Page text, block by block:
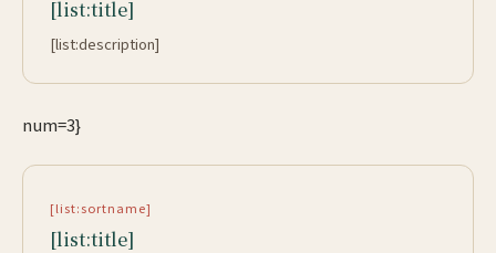
[list:title]
[list:description]
num=3}
[list:sortname]
[list:title]